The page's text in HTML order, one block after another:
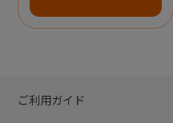
ご利用ガイド